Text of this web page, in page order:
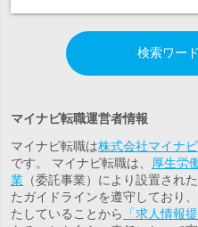
検索ワー
マイナビ転職運営者情報
マイナビ転職は株式会社マイナビ
です。 マイナビ転職は、
厚生労
業 （委託事業）により設置され
たガイドラインを遵守しており
たしていることから
「求人情報